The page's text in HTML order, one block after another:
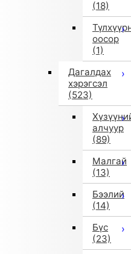
(18)
оосор
(1)
Дагалдах
хэрэгсэл
(523)
алчуур
(89)
Малгай
(13)
Бээлий
(14)
Бүс
(23)